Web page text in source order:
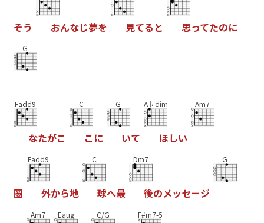
そう おんなじ夢を 見てる と 思ってたのに
G
Fadd9
なたがこ
C
こ に
G
いて
A♭dim
ほしい
Am7
圏
Fadd9
外から地
C
球へ最
Dm7
後のメッセージ
G
Am7 Eaug C/G F#m7-5